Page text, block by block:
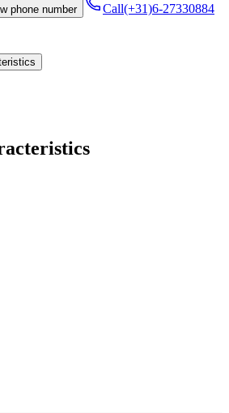
phone number Call(+31)6-27330884